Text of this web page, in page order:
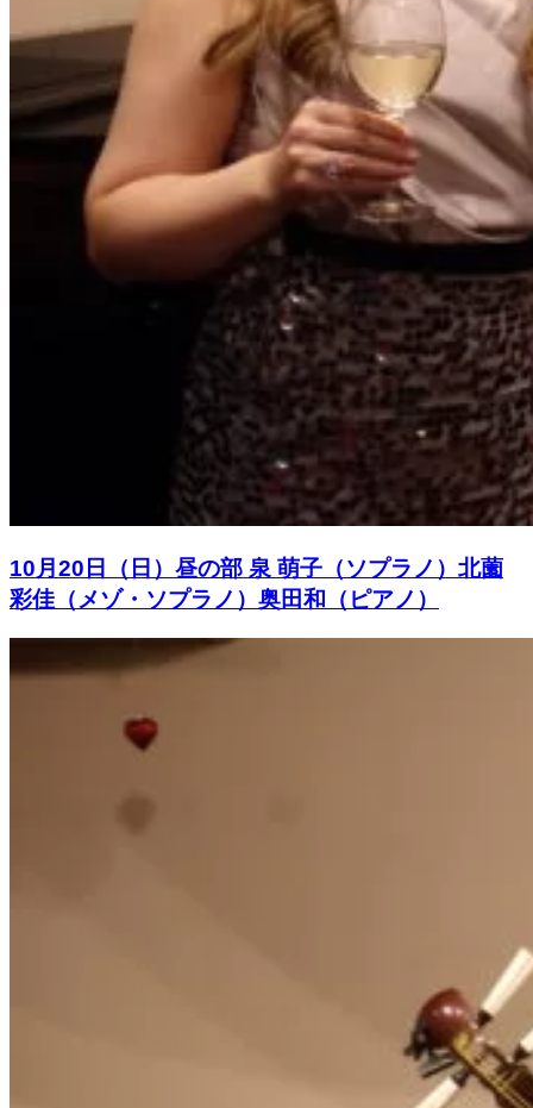
10月20日（日）昼の部 泉 萌子（ソプラノ）北薗
彩佳（メゾ・ソプラノ）奥田和（ピアノ）